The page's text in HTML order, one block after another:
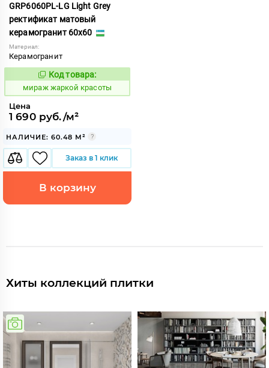
GRP6060PL-LG Light Grey
ректификат матовый
керамогранит 60x60
Материал:
Керамогранит
987915
Код товара:
мираж жаркой красоты
Цена
1 690 руб./м²
НАЛИЧИЕ: 60.48 М²
Заказ в 1 клик
В корзину
Хиты коллекций плитки